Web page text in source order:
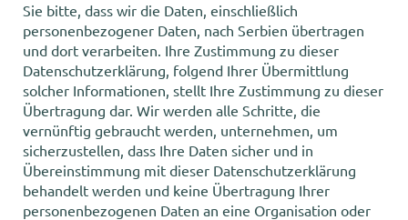
Sie bitte, dass wir die Daten, einschließlich
personenbezogener Daten, nach Serbien übertragen
und dort verarbeiten. Ihre Zustimmung zu dieser
Datenschutzerklärung, folgend Ihrer Übermittlung
solcher Informationen, stellt Ihre Zustimmung zu dieser
Übertragung dar. Wir werden alle Schritte, die
vernünftig gebraucht werden, unternehmen, um
sicherzustellen, dass Ihre Daten sicher und in
Übereinstimmung mit dieser Datenschutzerklärung
behandelt werden und keine Übertragung Ihrer
personenbezogenen Daten an eine Organisation oder